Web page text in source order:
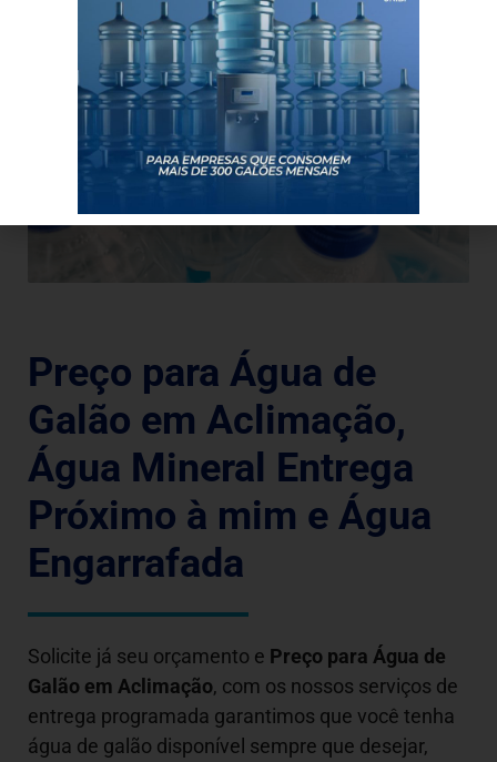
Preço para Água de
Galão em Aclimação,
Água Mineral Entrega
Próximo à mim e Água
Engarrafada
Solicite já seu orçamento e Preço para Água de
Galão em Aclimação, com os nossos serviços de
entrega programada garantimos que você tenha
água de galão disponível sempre que desejar,